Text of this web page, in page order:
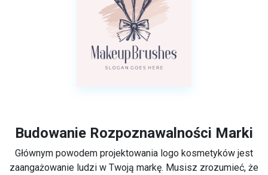
Budowanie Rozpoznawalności Marki
Głównym powodem projektowania logo kosmetyków jest
zaangażowanie ludzi w Twoją markę. Musisz zrozumieć, że